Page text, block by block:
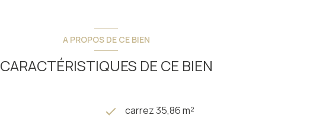
A PROPOS DE CE BIEN
CARACTÉRISTIQUES DE CE BIEN
carrez 35,86 m²